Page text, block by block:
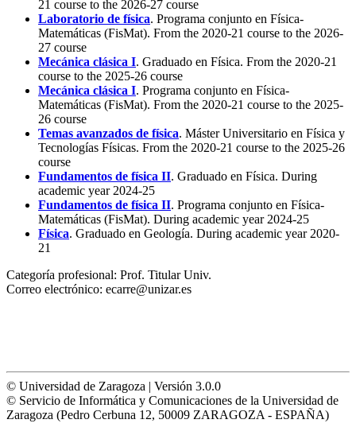
21 course to the 2026-27 course
Laboratorio de física. Programa conjunto en Física-
Matemáticas (FisMat). From the 2020-21 course to the 2026-
27 course
Mecánica clásica I. Graduado en Física. From the 2020-21
course to the 2025-26 course
Mecánica clásica I. Programa conjunto en Física-
Matemáticas (FisMat). From the 2020-21 course to the 2025-
26 course
Temas avanzados de física. Máster Universitario en Física y
Tecnologías Físicas. From the 2020-21 course to the 2025-26
course
Fundamentos de física II. Graduado en Física. During
academic year 2024-25
Fundamentos de física II. Programa conjunto en Física-
Matemáticas (FisMat). During academic year 2024-25
Física. Graduado en Geología. During academic year 2020-
21
Categoría profesional: Prof. Titular Univ.
Correo electrónico: ecarre@unizar.es
© Universidad de Zaragoza | Versión 3.0.0
© Servicio de Informática y Comunicaciones de la Universidad de
Zaragoza (Pedro Cerbuna 12, 50009 ZARAGOZA - ESPAÑA)